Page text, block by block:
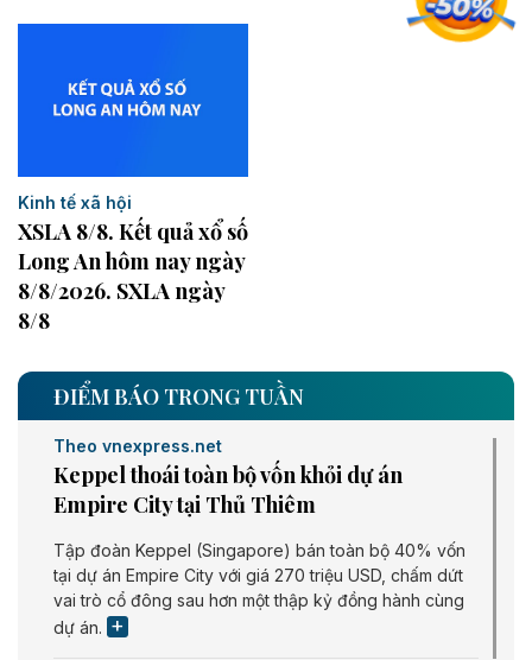
Kinh tế xã hội
XSLA 8/8. Kết quả xổ số
Long An hôm nay ngày
8/8/2026. SXLA ngày
8/8
ĐIỂM BÁO TRONG TUẦN
Theo vnexpress.net
Keppel thoái toàn bộ vốn khỏi dự án
Empire City tại Thủ Thiêm
Tập đoàn Keppel (Singapore) bán toàn bộ 40% vốn
tại dự án Empire City với giá 270 triệu USD, chấm dứt
vai trò cổ đông sau hơn một thập kỷ đồng hành cùng
dự án.